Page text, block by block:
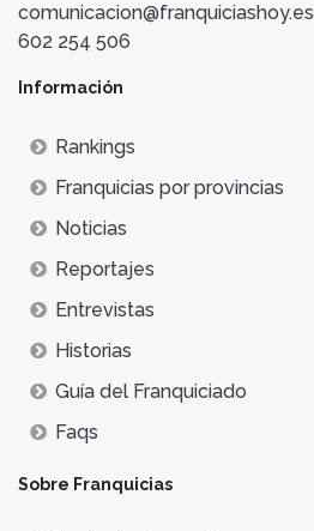
comunicacion@franquiciashoy.es
602 254 506
Información
Rankings
Franquicias por provincias
Noticias
Reportajes
Entrevistas
Historias
Guía del Franquiciado
Faqs
Sobre Franquicias